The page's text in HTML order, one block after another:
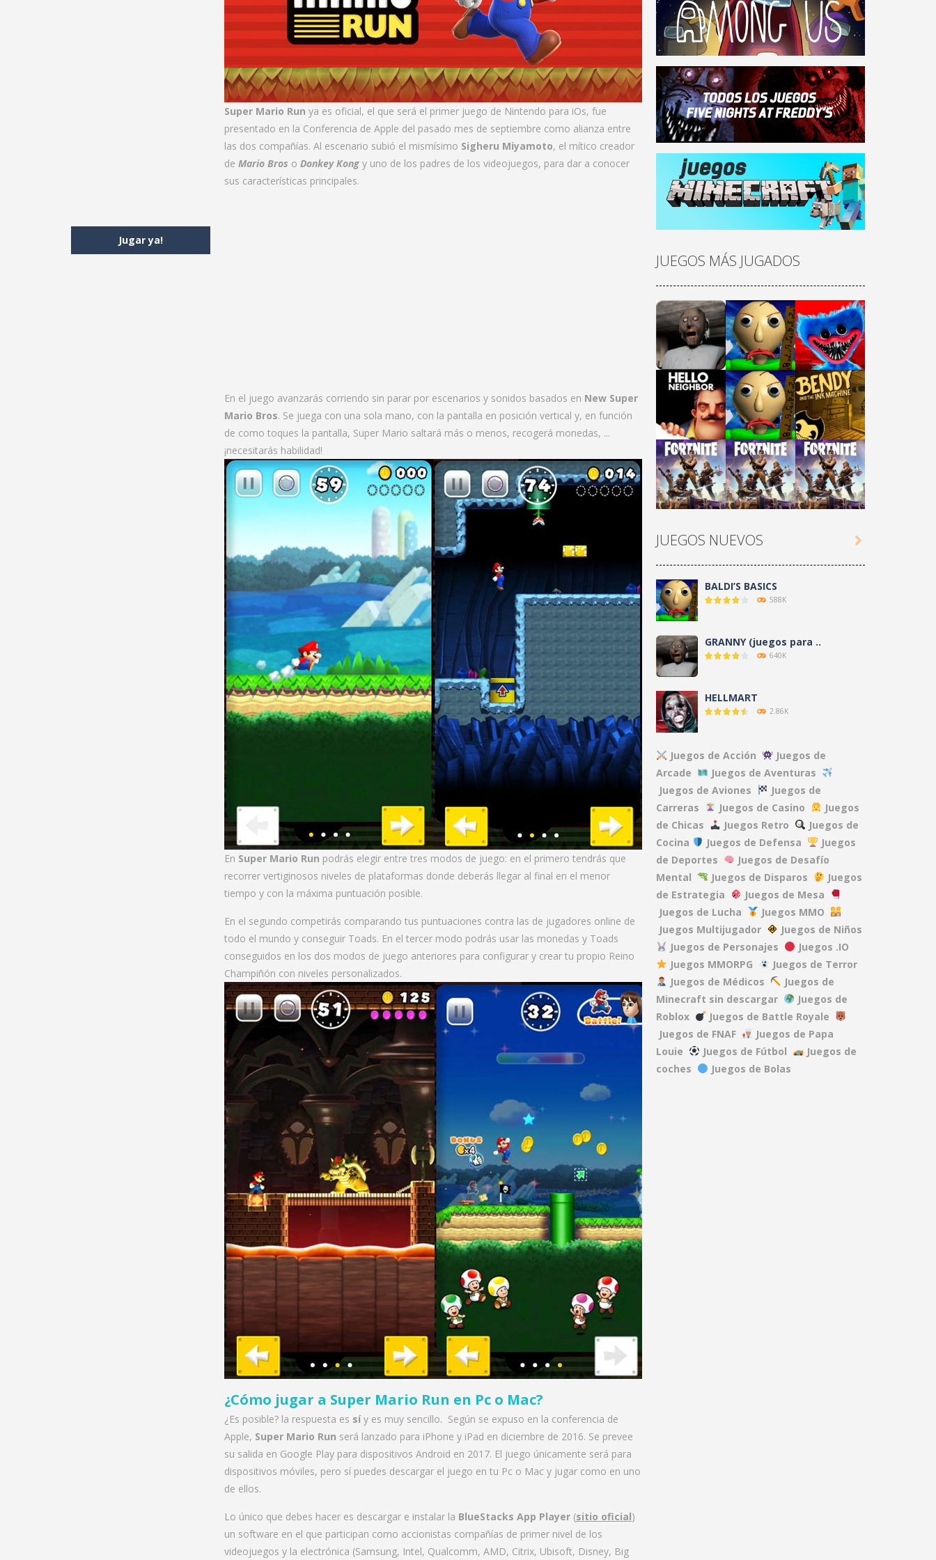
Jugar ya!
Super Mario Run ya es oficial, el que será el primer juego de Nintendo para iOs, fue
presentado en la Conferencia de Apple del pasado mes de septiembre como alianza entre
las dos compañías. Al escenario subió el mismísimo Sigheru Miyamoto, el mítico creador
de Mario Bros o Donkey Kong y uno de los padres de los videojuegos, para dar a conocer
sus características principales.
En el juego avanzarás corriendo sin parar por escenarios y sonidos basados en New Super
Mario Bros. Se juega con una sola mano, con la pantalla en posición vertical y, en función
de como toques la pantalla, Super Mario saltará más o menos, recogerá monedas, ...
¡necesitarás habilidad!
En Super Mario Run podrás elegir entre tres modos de juego: en el primero tendrás que
recorrer vertiginosos niveles de plataformas donde deberás llegar al final en el menor
tiempo y con la máxima puntuación posible.
En el segundo competirás comparando tus puntuaciones contra las de jugadores online de
todo el mundo y conseguir Toads. En el tercer modo podrás usar las monedas y Toads
conseguidos en los dos modos de juego anteriores para configurar y crear tu propio Reino
Champiñón con niveles personalizados.
¿Cómo jugar a Super Mario Run en Pc o Mac?
¿Es posible? la respuesta es síy es muy sencillo. Según se expuso en la conferencia de
Apple, Super Mario Run será lanzado para iPhone y iPad en diciembre de 2016. Se prevee
su salida en Google Play para dispositivos Android en 2017. El juego únicamente será para
dispositivos móviles, pero sí puedes descargar el juego en tu Pc o Mac y jugar como en uno
de ellos.
Lo único que debes hacer es descargar e instalar la BlueStacks App Player (sitio oficial)
un software en el que participan como accionistas compañías de primer nivel de los
videojuegos y la electrónica (Samsung, Intel, Qualcomm, AMD, Citrix, Ubisoft, Disney, Big
JUEGOS MÁS JUGADOS
Play Play Play
Play Play Play
Play Play Play
JUEGOS NUEVOS
BALDI’S BASICS
588K
GRANNY (juegos para ..
640K
HELLMART
2.86K
AMANDA THE ..
NO, I’M NOT A ..
9.59K
CLOVERPIT (Juego ..
8.63K
FNAF: Secret of the ..
13.1K
DEAD RAILS
27.5K
REPO
40.1K

Juegos de Acción
Juegos de
Arcade
Juegos de Aventuras
Juegos de Aviones
Juegos de
Carreras
Juegos de Casino
Juegos
de Chicas
Juegos Retro
Juegos de
Cocina
Juegos de Defensa
Juegos
de Deportes
Juegos de Desafío
Mental
Juegos de Disparos
Juegos
de Estrategia
Juegos de Mesa
Juegos de Lucha
Juegos MMO
Juegos Multijugador
Juegos de Niños
Juegos de Personajes
Juegos .IO
Juegos MMORPG
Juegos de Terror
Juegos de Médicos
Juegos de
Minecraft sin descargar
Juegos de
Roblox
Juegos de Battle Royale
Juegos de FNAF
Juegos de Papa
Louie
Juegos de Fútbol
Juegos de
coches
Juegos de Bolas